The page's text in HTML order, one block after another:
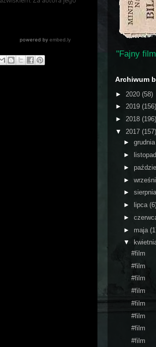
"Fajny
Archiwum
► 2020 (58)
► 2019 (156)
► 2018 (196)
▼ 2017 (157)
► grudnia
►
►
►
►
►
lipca
►
► maja
▼
#film
#film
#film
#film
#film
#film
#film
#film